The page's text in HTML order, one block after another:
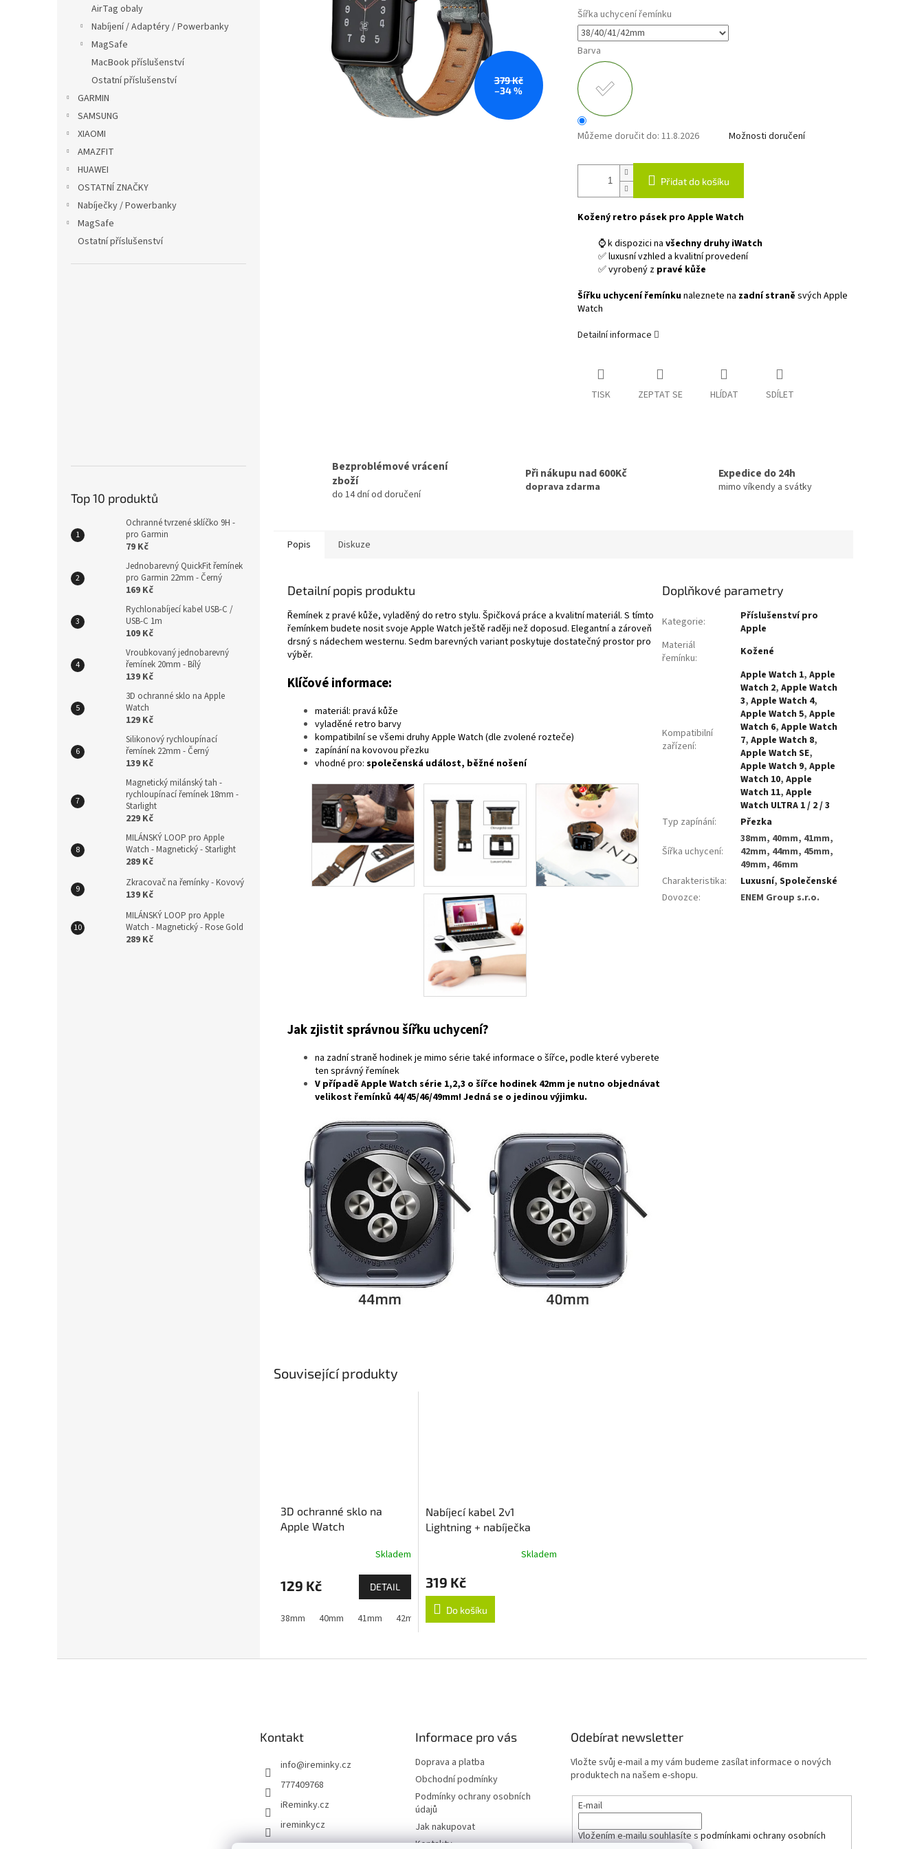
AirTag obaly
Nabíjení / Adaptéry / Powerbanky
MagSafe
MacBook příslušenství
Ostatní příslušenství
GARMIN
SAMSUNG
XIAOMI
AMAZFIT
HUAWEI
OSTATNÍ ZNAČKY
Nabíječky / Powerbanky
MagSafe
Ostatní příslušenství
Top 10 produktů
Ochranné tvrzené sklíčko 9H -
pro Garmin
79 Kč
Jednobarevný QuickFit řemínek
pro Garmin 22mm - Černý
169 Kč
Rychlonabíjecí kabel USB-C /
USB-C 1m
109 Kč
Vroubkovaný jednobarevný
řemínek 20mm - Bílý
139 Kč
3D ochranné sklo na Apple
Watch
129 Kč
Silikonový rychloupínací
řemínek 22mm - Černý
139 Kč
Magnetický milánský tah -
rychloupínací řemínek 18mm -
Starlight
229 Kč
MILÁNSKÝ LOOP pro Apple
Watch - Magnetický - Starlight
289 Kč
Zkracovač na řemínky - Kovový
139 Kč
MILÁNSKÝ LOOP pro Apple
Watch - Magnetický - Rose Gold
289 Kč
379 Kč
–34 %
Šířka uchycení řemínku
Barva
Můžeme doručit do: 11.8.2026 Možnosti doručení
Přidat do košíku
Kožený retro pásek pro Apple Watch
⌚ k dispozici na všechny druhy iWatch
✅ luxusní vzhled a kvalitní provedení
✅ vyrobený z pravé kůže
Šířku uchycení řemínkunaleznete na zadní straně svých Apple
Watch
Detailní informace
TISK ZEPTAT SE HLÍDAT SDÍLET
Bezproblémové vrácení
zboží
do 14 dní od doručení
Při nákupu nad 600Kč
doprava zdarma
Expedice do 24h
mimo víkendy a svátky
Související produkty
3D ochranné sklo na
Apple Watch
Skladem
129 Kč DETAIL
38mm 40mm 41mm 42mm (Apple Watch 1,2,3)
Nabíjecí kabel 2v1
Lightning + nabíječka
Skladem
319 Kč
Do košíku
Popis Diskuze
Detailní popis produktu
Řemínek z pravé kůže, vyladěný do retro stylu. Špičková práce a kvalitní materiál. S tímto
řemínkem budete nosit svoje Apple Watch ještě raději než doposud. Elegantní a zároveň
drsný s nádechem westernu. Sedm barevných variant poskytuje dostatečný prostor pro
výběr.
Klíčové informace:
materiál: pravá kůže
vyladěné retro barvy
kompatibilní se všemi druhy Apple Watch (dle zvolené rozteče)
zapínání na kovovou přezku
vhodné pro: společenská událost, běžné nošení
Jak zjistit správnou šířku uchycení?
na zadní straně hodinek je mimo série také informace o šířce, podle které vyberete
ten správný řemínek
V případě Apple Watch série 1,2,3 o šířce hodinek 42mm je nutno objednávat
velikost řemínků 44/45/46/49mm! Jedná se o jedinou výjimku.
Doplňkové parametry
Kategorie:
Příslušenství pro
Apple
Materiál
řemínku: Kožené
Kompatibilní
zařízení:
Apple Watch 1,Apple
Watch 2,Apple Watch
3,Apple Watch 4,
Apple Watch 5,Apple
Watch 6,Apple Watch
7,Apple Watch 8,
Apple Watch SE,
Apple Watch 9,Apple
Watch 10,Apple
Watch 11,Apple
Watch ULTRA 1 / 2 / 3
Typ zapínání: Přezka
Šířka uchycení:
38mm, 40mm, 41mm,
42mm, 44mm, 45mm,
49mm, 46mm
Charakteristika: Luxusní,Společenské
Dovozce: ENEM Group s.r.o.
Kontakt
info@ireminky.cz
777409768
iReminky.cz
ireminkycz
Informace pro vás
Doprava a platba
Obchodní podmínky
Podmínky ochrany osobních
údajů
Jak nakupovat
Kontakty
Odebírat newsletter
Vložte svůj e-mail a my vám budeme zasílat informace o nových
produktech na našem e-shopu.
E-mail
Vložením e-mailu souhlasíte spodmínkami ochrany osobních